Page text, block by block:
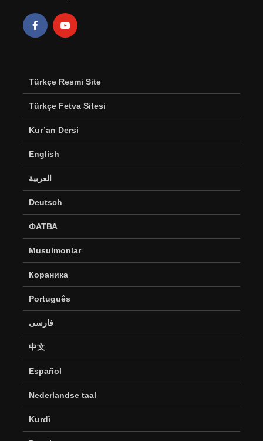
Türkçe Resmi Site
Türkçe Fetva Sitesi
Kur’an Dersi
English
العربية
Deutsch
ФАТВА
Musulmonlar
Кораника
Português
فارسی
中文
Español
Nederlandse taal
Kurdî